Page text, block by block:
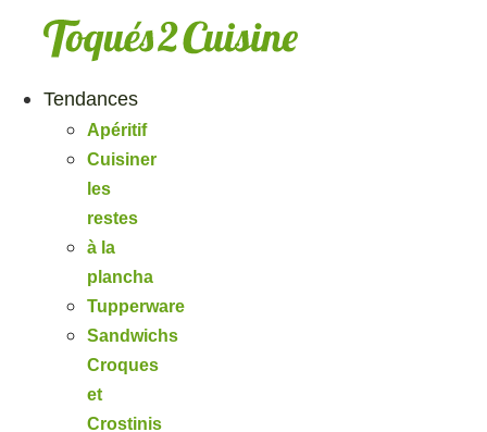
Tendances
Apéritif
Cuisiner
les
restes
à la
plancha
Tupperware
Sandwichs
Croques
et
Crostinis